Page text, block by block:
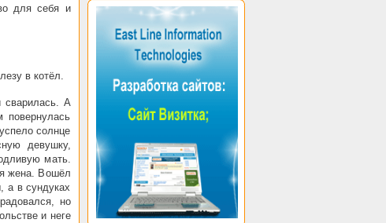
для себя и
в котёл.
сварилась. А
солнце
девушку,
мать.
жена. Вошёл
а в сундуках
но
и неге